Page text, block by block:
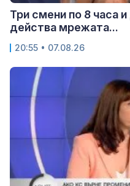
Три смени по 8 часа
действа мрежата...
20:55 • 07.08.26